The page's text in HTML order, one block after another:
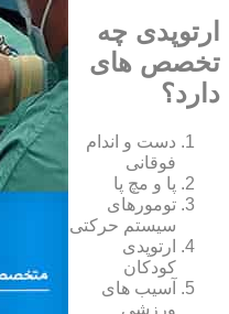
ارتوپدی چه
تخصص های
دارد؟
دست و اندام
فوقانی
پا و مچ پا
تومورهای
سیستم حرکتی
ارتوپدی
کودکان
آسیب های
ورزشی